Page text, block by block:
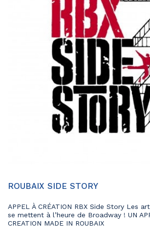
ROUBAIX SIDE STORY
APPEL À CRÉATION RBX Side Story Les
se mettent à l’heure de Broadway ! UN
CREATION MADE IN